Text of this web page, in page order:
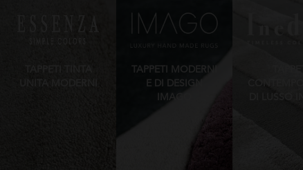
TAPPETI MODERNI
E DI DESIGN
IMAGO